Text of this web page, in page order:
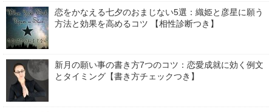
恋をかなえる七夕のおまじない5選：織姫と彦星に願う
方法と効果を高めるコツ 【相性診断つき】
新月の願い事の書き方7つのコツ：恋愛成就に効く例文
とタイミング【書き方チェックつき】